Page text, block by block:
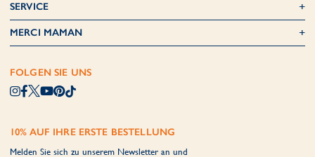
SERVICE
MERCI MAMAN
FOLGEN SIE UNS
10% AUF IHRE ERSTE BESTELLUNG
Melden Sie sich zu unserem Newsletter an und